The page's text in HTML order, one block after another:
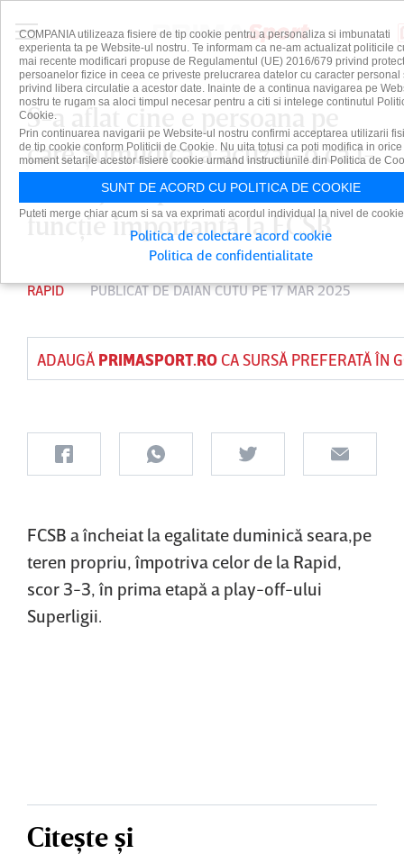
S-a aflat cine e persoana pe
care Şumudică a acuzat-o că l-
ar fi înjurat pe Aioani. Are o
funcţie importantă la FCSB
RAPID PUBLICAT DEDAIAN CUTUPE 17 MAR 2025
ADAUGĂ PRIMASPORT.ROCA SURSĂ PREFERATĂ ÎN
FCSB a încheiat la egalitate duminică seara,pe
teren propriu, împotriva celor de la Rapid,
scor 3-3, în prima etapă a play-off-ului
Superligii.
Citește și
COMPANIA utilizeaza fisiere de tip cookie pentru a personaliza si imbunatati
experienta ta pe Website-ul nostru. Te informam ca ne-am actualizat politicile
mai recente modificari propuse de Regulamentul (UE) 2016/679 privind
persoanelor fizice in ceea ce priveste prelucrarea datelor cu caracter personal
privind libera circulatie a acestor date. Inainte de a continua navigarea pe
nostru te rugam sa aloci timpul necesar pentru a citi si intelege continutul
Cookie.
Prin continuarea navigarii pe Website-ul nostru confirmi acceptarea utilizarii
de tip cookie conform Politicii de Cookie. Nu uita totusi ca poti modifica in orice
moment setarile acestor fisiere cookie urmand instructiunile din Politica de
SUNT DE ACORD CU POLITICA DE COOKIE
Puteti merge chiar acum si sa va exprimati acordul individual la nivel de
Politica de colectare acord cookie
Politica de confidentialitate